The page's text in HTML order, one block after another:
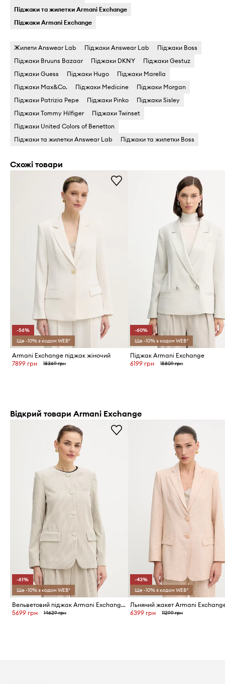
Піджаки та жилетки Armani Exchange
Піджаки Armani Exchange
Жилети Answear Lab Піджаки Answear Lab
Піджаки Boss
Піджаки Bruuns Bazaar
Піджаки DKNY
Піджаки Gestuz
Піджаки Guess
Піджаки Hugo
Піджаки Marella
Піджаки Max&Co.
Піджаки Medicine
Піджаки Morgan
Піджаки Patrizia Pepe
Піджаки Pinko
Піджаки Sisley
Піджаки Tommy Hilfiger
Піджаки Twinset
Піджаки United Colors of Benetton
Піджаки та жилетки Answear Lab
Піджаки та жилетки Boss
Схожі товари
-56%
Ще -10% з кодом WEB*
Armani Exchange піджак жіночий
7899 грн
18369 грн
-60%
Ще -10% з кодом WEB*
Піджак Armani Exchange
6199 грн
15809 грн
Відкрий товари Armani Exchange
-61%
Ще -10% з кодом WEB*
Вельветовий піджак Armani Exchange
5699 грн
14629 грн
-43%
Ще -10% з кодом WEB*
Льняний жакет Armani
6399 грн
11299 грн